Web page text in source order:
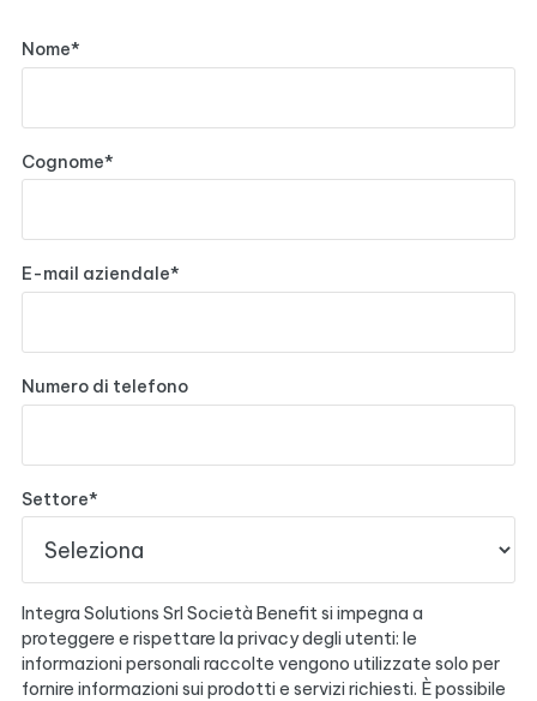
Nome*
Cognome*
E-mail aziendale*
Numero di telefono
Settore*
Integra Solutions Srl Società Benefit si impegna a
proteggere e rispettare la privacy degli utenti: le
informazioni personali raccolte vengono utilizzate solo per
fornire informazioni sui prodotti e servizi richiesti. È possibile